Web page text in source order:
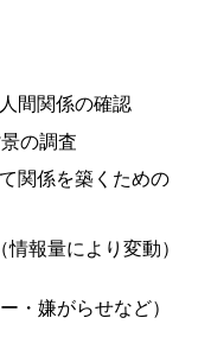
間関係の確認
の調査
関係を築くための
報量により変動）
・嫌がらせなど）